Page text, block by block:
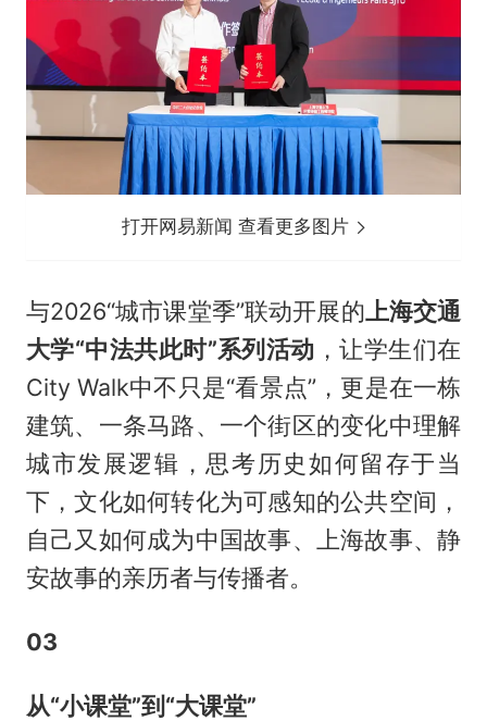
打开网易新闻 查看更多图片
与2026“城市课堂季”联动开展的上海交通
大学“中法共此时”系列活动 ，让学生们在
City Walk中不只是“看景点”，更是在一栋
建筑、一条马路、一个街区的变化中理解
城市发展逻辑，思考历史如何留存于当
下，文化如何转化为可感知的公共空间，
自己又如何成为中国故事、上海故事、静
安故事的亲历者与传播者。
03
从“小课堂”到“大课堂”